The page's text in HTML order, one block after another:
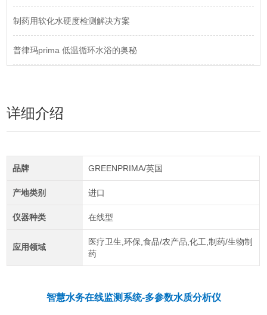
制药用软化水硬度检测解决方案
普律玛prima 低温循环水浴的奥秘
详细介绍
品牌 GREENPRIMA/英国
产地类别 进口
仪器种类 在线型
应用领域
医疗卫生,环保,食品/农产品,化工,制药/生物制
药
智慧水务在线监测系统-多参数水质分析仪